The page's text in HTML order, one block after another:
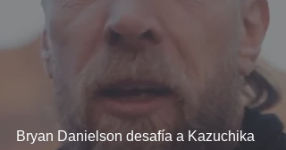
Bryan Danielson desafía a Kazuchika